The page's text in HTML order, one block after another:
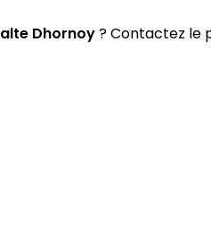
Dhornoy? Contactez le